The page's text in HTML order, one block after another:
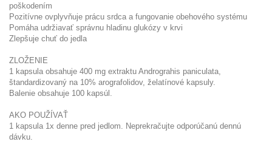
poškodením
Pozitívne ovplyvňuje prácu srdca a fungovanie obehového systému
Pomáha udržiavať správnu hladinu glukózy v krvi
Zlepšuje chuť do jedla
ZLOŽENIE
1 kapsula obsahuje 400 mg extraktu Andrograhis paniculata,
štandardizovaný na 10% arografolidov, želatínové kapsuly.
Balenie obsahuje 100 kapsúl.
AKO POUŽÍVAŤ
1 kapsula 1x denne pred jedlom. Neprekračujte odporúčanú dennú
dávku.